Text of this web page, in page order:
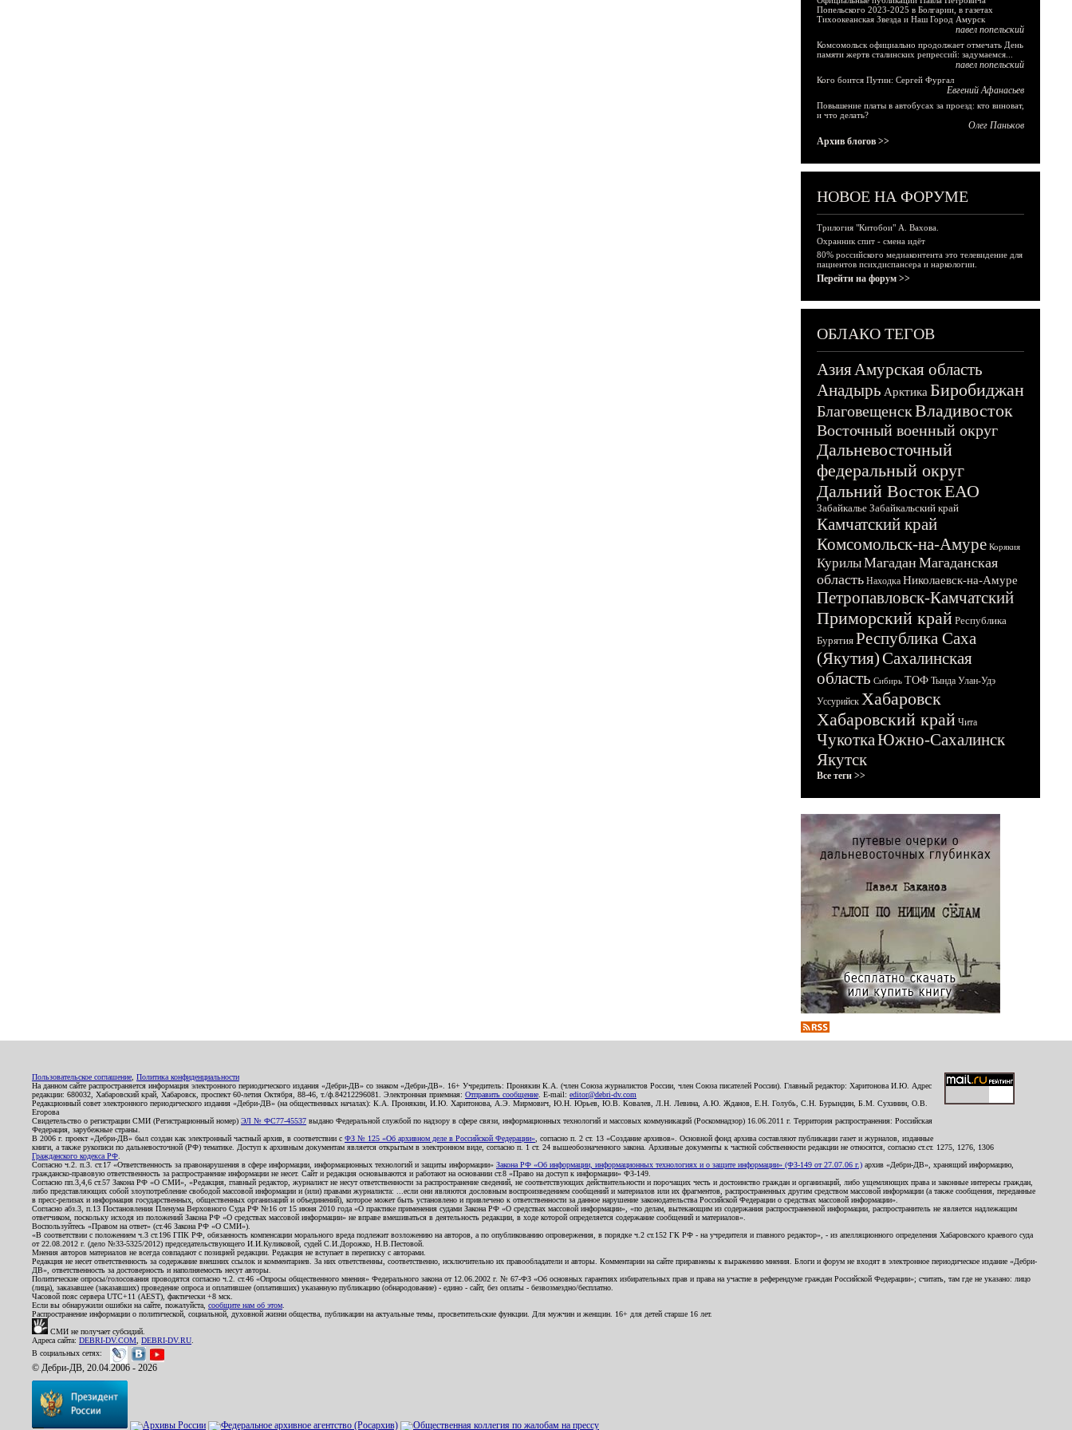
Попельского 2023-2025 в Болгарии, в газетах
Тихоокеанская Звезда и Наш Город Амурск
павел попельский
Комсомольск официально продолжает отмечать День
памяти жертв сталинских репрессий: задумаемся...
павел попельский
Кого боится Путин: Сергей Фургал
Евгений Афанасьев
Повышение платы в автобусах за проезд: кто виноват,
и что делать?
Олег Паньков
Архив блогов >>
НОВОЕ НА ФОРУМЕ
Трилогия "Китобои" А. Вахова.
Охранник спит - смена идёт
80% российского медиаконтента это телевидение для
пациентов психдиспансера и наркологии.
Перейти на форум >>
ОБЛАКО ТЕГОВ
АзияАмурская область
Анадырь Арктика Биробиджан
БлаговещенскВладивосток
Восточный военный округ
Дальневосточный
федеральный округ
Дальний ВостокЕАО
Забайкалье Забайкальский край
Камчатский край
Комсомольск-на-Амуре Корякия
КурилыМагадан Магаданская
область Находка Николаевск-на-Амуре
Петропавловск-Камчатский
Приморский край Республика
Бурятия Республика Саха
(Якутия)Сахалинская
область Сибирь ТОФ Тында Улан-Удэ
Уссурийск Хабаровск
Хабаровский край Чита
ЧукоткаЮжно-Сахалинск
Якутск
Все теги >>
Пользовательское соглашение Политика конфиденциальности
На данном сайте распространяется информация электронного периодического издания «Дебри-ДВ» со знаком «Дебри-ДВ». 16+ Учредитель: Пронякин К.А. (член Союза журналистов России, член Союза писателей России). Главный редактор: Харитонова И.Ю. Адрес
редакции: 680032, Хабаровский край, Хабаровск, проспект 60-летия Октября, 88-46, т./ф.84212296081. Электронная приемная: Отправить сообщение . E-mail: editor@debri-dv.com
Редакционный совет электронного периодического издания «Дебри-ДВ» (на общественных началах): К.А. Пронякин, И.Ю. Харитонова, А.Э. Мирмович, Ю.Н. Юрьев, Ю.В. Ковалев, Л.Н. Левина, А.Ю. Жданов, Е.Н. Голубь, С.Н. Бурындин, Б.М. Сухинин, О.В.
Егорова
Свидетельство о регистрации СМИ (Регистрационный номер) ЭЛ № ФС77-45537 выдано Федеральной службой по надзору в сфере связи, информационных технологий и массовых коммуникаций (Роскомнадзор) 16.06.2011 г. Территория распространения: Российская
Федерация, зарубежные страны.
В 2006 г. проект «Дебри-ДВ» был создан как электронный частный архив, в соответствии с ФЗ № 125 «Об архивном деле в Российской Федерации» , согласно п. 2 ст. 13 «Создание архивов». Основной фонд архива составляют публикации газет и журналов, изданные
книги, а также рукописи по дальневосточной (РФ) тематике. Доступ к архивным документам является открытым в электронном виде, согласно п. 1 ст. 24 вышеобозначенного закона. Архивные документы к частной собственности редакции не относятся, согласно ст.ст. 1275, 1276, 1306
Гражданского кодекса РФ
Согласно ч.2. п.3. ст.17 «Ответственность за правонарушения в сфере информации, информационных технологий и защиты информации» Закона РФ «Об информации, информационных технологиях и о защите информации» (ФЗ-149 от 27.07.06 г.) архив «Дебри-ДВ», хранящий информацию,
гражданско-правовую ответственность за распространение информации не несет. Сайт и редакция основываются и работают на основании ст.8 «Право на доступ к информации» ФЗ-149.
Согласно пп.3,4,6 ст.57 Закона РФ «О СМИ», «Редакция, главный редактор, журналист не несут ответственности за распространение сведений, не соответствующих действительности и порочащих честь и достоинство граждан и организаций, либо ущемляющих права и законные интересы граждан,
либо представляющих собой злоупотребление свободой массовой информации и (или) правами журналиста: ...если они являются дословным воспроизведением сообщений и материалов или их фрагментов, распространенных другим средством массовой информации (а также сообщения, переданные
в пресс-релизах и информация государственных, общественных организаций и объединений), которое может быть установлено и привлечено к ответственности за данное нарушение законодательства Российской Федерации о средствах массовой информации».
Согласно абз.3, п.13 Постановления Пленума Верховного Суда РФ №16 от 15 июня 2010 года «О практике применения судами Закона РФ «О средствах массовой информации», «по делам, вытекающим из содержания распространенной информации, распространитель не является надлежащим
ответчиком, поскольку исходя из положений Закона РФ «О средствах массовой информации» не вправе вмешиваться в деятельность редакции, в ходе которой определяется содержание сообщений и материалов».
Воспользуйтесь «Правом на ответ» (ст.46 Закона РФ «О СМИ»).
«В соответствии с положением ч.3 ст.196 ГПК РФ, обязанность компенсации морального вреда подлежит возложению на авторов, а по опубликованию опровержения, в порядке ч.2 ст.152 ГК РФ - на учредителя и главного редактор», - из апелляционного определения Хабаровского краевого суда
от 22.08.2012 г. (дело №33-5325/2012) председательствующего И.И.Куликовой, судей С.И.Дорожко, Н.В.Пестовой.
Мнения авторов материалов не всегда совпадают с позицией редакции. Редакция не вступает в переписку с авторами.
Редакция не несет ответственность за содержание внешних ссылок и комментариев. За них ответственны, соответственно, исключительно их правообладатели и авторы. Комментарии на сайте приравнены к выражению мнения. Блоги и форум не входят в электронное периодическое издание «Дебри-
ДВ», ответственность за достоверность и наполняемость несут авторы.
Политические опросы/голосования проводятся согласно ч.2. ст.46 «Опросы общественного мнения» Федерального закона от 12.06.2002 г. № 67-ФЗ «Об основных гарантиях избирательных прав и права на участие в референдуме граждан Российской Федерации»; считать, там где не указано: лицо
(лица), заказавшее (заказавших) проведение опроса и оплатившее (оплативших) указанную публикацию (обнародование) - едино - сайт, без оплаты - безвозмездно/бесплатно.
Часовой пояс сервера UTC+11 (AEST), фактически +8 мск.
Если вы обнаружили ошибки на сайте, пожалуйста, сообщите нам об этом
Распространение информации о политической, социальной, духовной жизни общества, публикации на актуальные темы, просветительские функции. Для мужчин и женщин. 16+ для детей старше 16 лет.
СМИ не получает субсидий.
Адреса сайта: DEBRI-DV.COM DEBRI-DV.RU
В социальных сетях:
© Дебри-ДВ, 20.04.2006 - 2026